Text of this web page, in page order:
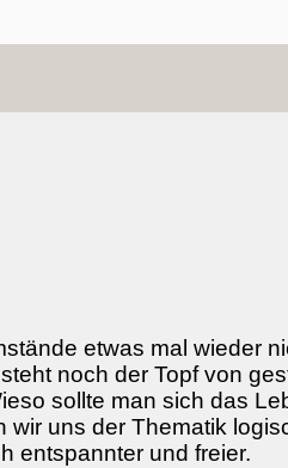
etwas mal wieder
noch der Topf von
sollte man sich das
uns der Thematik
entspannter und freier.